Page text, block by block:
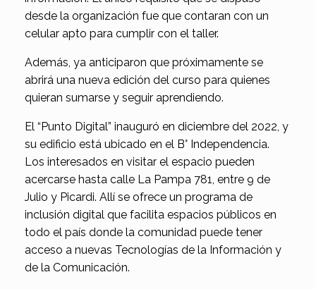
desde la organización fue que contaran con un
celular apto para cumplir con el taller.
Además, ya anticiparon que próximamente se
abrirá una nueva edición del curso para quienes
quieran sumarse y seguir aprendiendo.
El “Punto Digital” inauguró en diciembre del 2022, y
su edificio está ubicado en el B° Independencia.
Los interesados en visitar el espacio pueden
acercarse hasta calle La Pampa 781, entre 9 de
Julio y Picardi. Allí se ofrece un programa de
inclusión digital que facilita espacios públicos en
todo el país donde la comunidad puede tener
acceso a nuevas Tecnologías de la Información y
de la Comunicación.